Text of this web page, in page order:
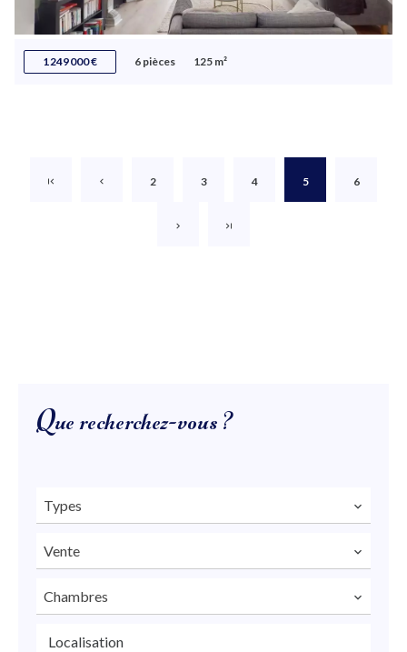
1 249 000 € 6 pièces 125 m²
2 3 4 5 6
Que recherchez-vous ?
Types
Vente
Chambres
Localisation